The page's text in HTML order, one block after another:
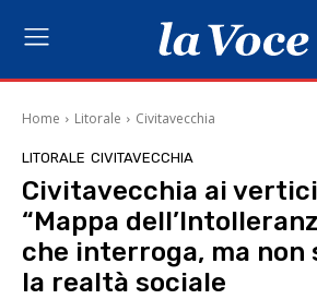
Home Litorale Civitavecchia
LITORALE CIVITAVECCHIA
Civitavecchia ai
“Mappa
che interroga, ma non
la realtà sociale